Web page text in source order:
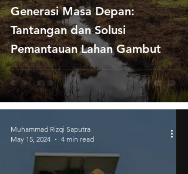
Generasi Masa Depan:
Tantangan dan Solusi
Pemantauan Lahan Gambut
Muhammad Rizqi Saputra
May 15, 2024
4 min read